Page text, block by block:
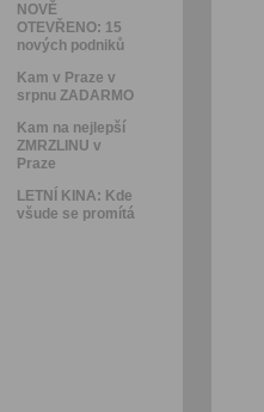
NOVĚ
OTEVŘENO: 15
nových podniků
Kam v Praze v
srpnu ZADARMO
Kam na nejlepší
ZMRZLINU v
Praze
LETNÍ KINA: Kde
všude se promítá